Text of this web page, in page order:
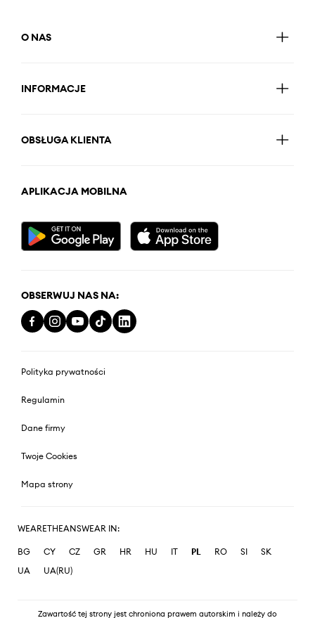
O NAS
INFORMACJE
OBSŁUGA KLIENTA
APLIKACJA MOBILNA
OBSERWUJ NAS NA:
Polityka prywatności
Regulamin
Dane firmy
Twoje Cookies
Mapa strony
WEARETHEANSWEAR IN:
BG CY CZ GR HR HU IT PL RO SI
SK
UA
UA(RU)
Zawartość tej strony jest chroniona prawem autorskim i należy do